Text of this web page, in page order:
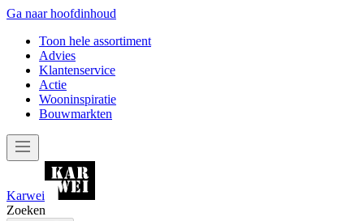
Ga naar hoofdinhoud
Toon hele assortiment
Advies
Klantenservice
Actie
Wooninspiratie
Bouwmarkten
Karwei
Zoeken